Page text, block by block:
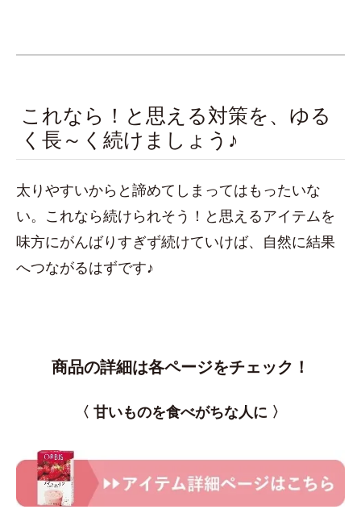
これなら！と思える対策を、ゆる
く長～く続けましょう♪
太りやすいからと諦めてしまってはもったいな
い。これなら続けられそう！と思えるアイテムを
味方にがんばりすぎず続けていけば、自然に結果
へつながるはずです♪
商品の詳細は各ページをチェック！
〈 甘いものを食べがちな人に 〉